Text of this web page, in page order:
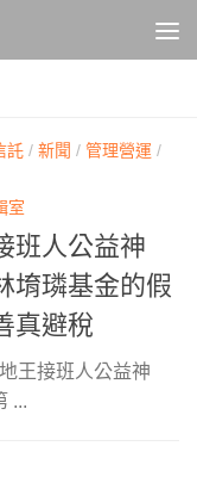
託 / 新聞 / 管理營運 /
室
班人公益神
堉璘基金的假
真避稅
王接班人公益神
...